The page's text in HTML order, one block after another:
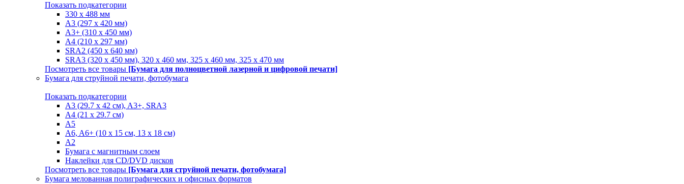
Показать подкатегории
330 х 488 мм
A3 (297 x 420 мм)
A3+ (310 х 450 мм)
A4 (210 х 297 мм)
SRA2 (450 x 640 мм)
SRA3 (320 х 450 мм), 320 x 460 мм, 325 х 460 мм, 325 х 470 мм
Посмотреть все товары [Бумага для полноцветной лазерной и цифровой печати]
Бумага для струйной печати, фотобумага
Показать подкатегории
A3 (29.7 х 42 см), A3+, SRA3
A4 (21 х 29.7 см)
A5
A6, A6+ (10 x 15 см, 13 x 18 см)
А2
Бумага с магнитным слоем
Наклейки для CD/DVD дисков
Посмотреть все товары [Бумага для струйной печати, фотобумага]
Бумага мелованная полиграфических и офисных форматов